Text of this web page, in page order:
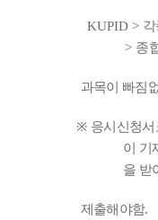
KUPID >
> 종
과목이 빠짐
※ 응시신청
이 기
을 받
제출해야함.